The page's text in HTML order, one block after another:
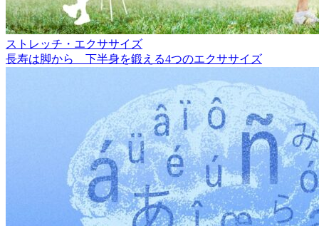
ストレッチ・エクササイズ
長寿は脚から 下半身を鍛える4つのエクササイズ